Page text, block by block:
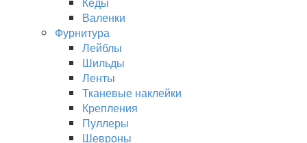
Валенки
Фурнитура
Лейблы
Шильды
Ленты
Тканевые наклейки
Крепления
Пуллеры
Шевроны